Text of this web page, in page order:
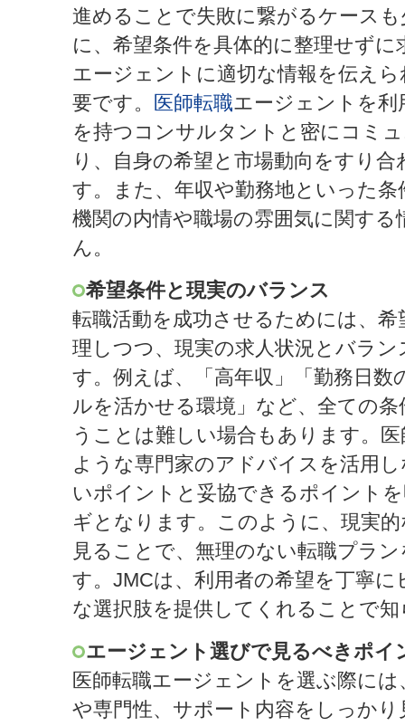
進めることで失敗に繋がるケース
に、希望条件を具体的に整理せず
エージェントに適切な情報を伝え
要です。
医師転職エージェントを利
を持つコンサルタントと密にコミ
り、自身の希望と市場動向をすり
す。また、年収や勤務地といった
機関の内情や職場の雰囲気に関す
ん。
希望条件と現実のバランス
転職活動を成功させるためには、希
理しつつ、現実の求人状況とバラ
す。例えば、「高年収」「勤務日数
ルを活かせる環境」など、全ての
うことは難しい場合もあります。
ような専門家のアドバイスを活用
いポイントと妥協できるポイント
ギとなります。このように、現実
見ることで、無理のない転職プラ
す。JMCは、利用者の希望を丁寧
な選択肢を提供してくれることで
エージェント選びで見るべきポイ
医師転職エージェントを選ぶ際に
や専門性、サポート内容をしっか